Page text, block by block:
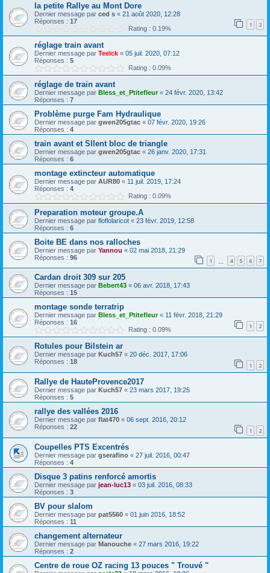
la petite Rallye au Mont Dore
Dernier message par ced s « 21 août 2020, 12:28
Réponses : 17 1 2
Rating : 0.19%
réglage train avant
Dernier message par Teelck « 05 juil. 2020, 07:12
Réponses : 5
Rating : 0.09%
réglage de train avant
Dernier message par Bless_et_Ptitefleur« 24 févr. 2020, 13:42
Réponses : 7
Problème purge Fam Hydraulique
Dernier message par gwen205gtac « 07 févr. 2020, 19:26
Réponses : 4
train avant et Sllent bloc de triangle
Dernier message par gwen205gtac « 26 janv. 2020, 17:31
Réponses : 6
montage extincteur automatique
Dernier message par AUR80 « 11 juil. 2019, 17:24
Réponses : 4
Rating : 0.09%
Preparation moteur groupe.A
Dernier message par floflolaricot « 23 févr. 2019, 12:58
Réponses : 6
Boite BE dans nos ralloches
Dernier message par Yannou « 02 mai 2018, 21:29
Réponses : 96 1 4 5 6 7
Cardan droit 309 sur 205
Dernier message par Bebert43 « 06 avr. 2018, 17:43
Réponses : 15
montage sonde terratrip
Dernier message par Bless_et_Ptitefleur« 11 févr. 2018, 21:29
Réponses : 16 1 2
Rating : 0.09%
Rotules pour Bilstein ar
Dernier message par Kuch57 « 20 déc. 2017, 17:06
Réponses : 18 1 2
Rallye de HauteProvence2017
Dernier message par Kuch57 « 23 mars 2017, 19:25
Réponses : 5
rallye des vallées 2016
Dernier message par flat470 « 06 sept. 2016, 20:12
Réponses : 22 1 2
Coupelles PTS Excentrés
Dernier message par gserafino « 27 juil. 2016, 00:47
Réponses : 4
Disque 3 patins renforcé amortis
Dernier message par jean-luc13 « 03 juil. 2016, 08:33
Réponses : 3
BV pour slalom
Dernier message par pat5560 « 01 juin 2016, 18:52
Réponses : 11
changement alternateur
Dernier message par Manouche « 27 mars 2016, 19:22
Réponses : 2
Centre de roue OZ racing 13 pouces " Trouvé "